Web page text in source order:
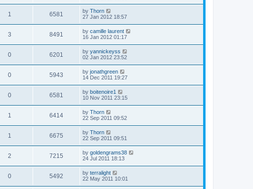
1 6581 by Thorn
27 Jan 2012 18:57
3 8491 by camille laurent
16 Jan 2012 01:17
0 6201 by yannickeyss
02 Jan 2012 23:52
0 5943 by jonathgreen
14 Dec 2011 19:27
0 6581 by boitenoire1
10 Nov 2011 23:15
1 6414 by Thorn
22 Sep 2011 09:52
1 6675 by Thorn
22 Sep 2011 09:51
2 7215 by goldengrams38
24 Jul 2011 18:13
0 5492 by terralight
22 May 2011 10:01